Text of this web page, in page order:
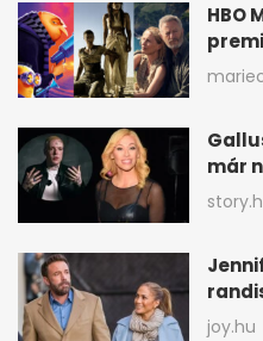
HBO
már
ír
amit
joy.hu